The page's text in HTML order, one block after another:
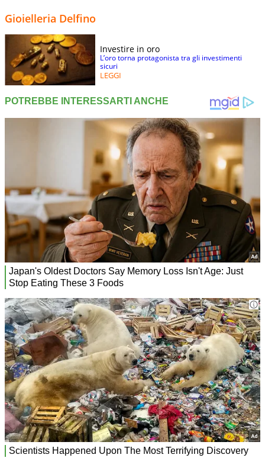
Gioielleria Delfino
Investire in oro
L’oro torna protagonista tra gli investimenti
sicuri
LEGGI